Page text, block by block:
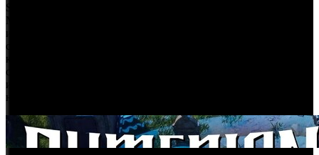
Sumerian Six продолжает дело недавно закрытой студии
Mimimi (Shadow Tactics: Blades of the Shogun, Desperados III
и Shadow Gambit) и предлагает всем поклонникам жанра как
следует попортить жизнь нацистам в мире альтернативной,
куда более странной Второй мировой — такой, где
существуют девушки-невидимки, медведи-оборотни, демоны
и прочая паранормальная дичь, часть из которой окажется
на стороне героев, а часть — на стороне сил зла.